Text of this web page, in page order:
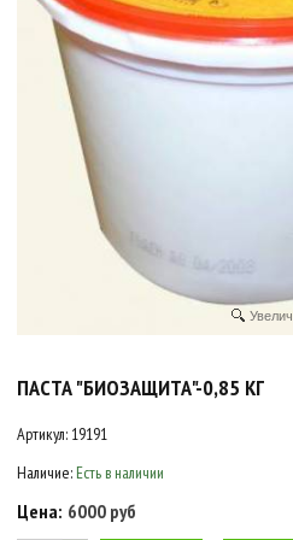
ПАСТА "БИОЗАЩИТА"-0,85 КГ
Артикул: 19191
Наличие: Есть в наличии
Цена: 6000 руб